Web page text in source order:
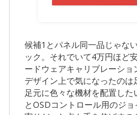
候補1とパネル同一品じゃな
ック。それでいて4万円ほど
ードウェアキャリブレーシ
デザイン上で気になったの
足元に色々な機材を配置し
とOSDコントロール用のジ